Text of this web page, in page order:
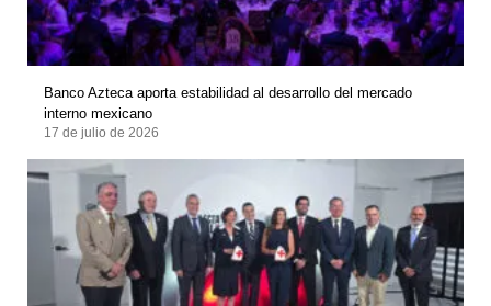
Banco Azteca aporta estabilidad al desarrollo del mercado
interno mexicano
17 de julio de 2026